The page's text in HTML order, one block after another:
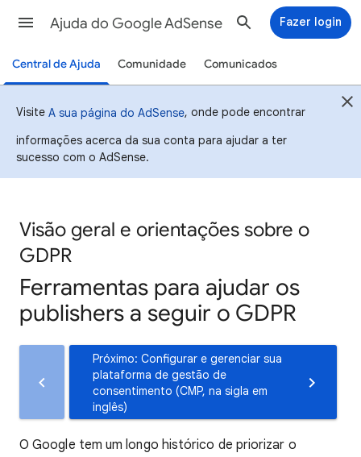
Ajuda do Google AdSense Fazer login
Central de Ajuda Comunidade Comunicados
Visite A sua página do AdSense, onde pode encontrar
informações acerca da sua conta para ajudar a ter
sucesso com o AdSense.
Visão geral e orientações sobre o
GDPR
Ferramentas para ajudar os
publishers a seguir o GDPR
Próximo: Configurar e gerenciar sua
plataforma de gestão de
consentimento (CMP, na sigla em
inglês)
O Google tem um longo histórico de priorizar o